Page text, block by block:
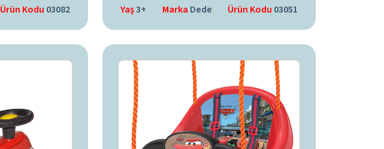
Ürün Kodu 03082 Yaş3+ Marka Dede Ürün Kodu 03051